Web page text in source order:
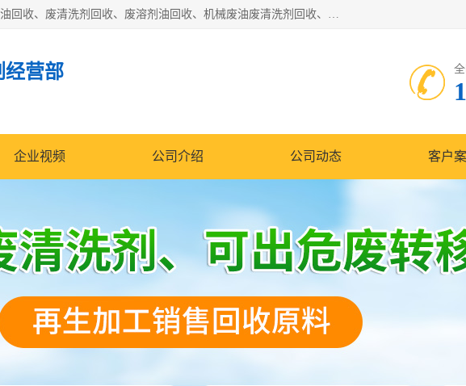
东莞市大岭山莞峰清洗剂经营部拥有的回收加工设备，大量废油回收、废清洗剂回收、废溶剂油回收、机械废油废清洗剂回收、废碳氢回收、碳氢液压油回收、碳氢二氯回收等废清洗剂处理；我们只是提供废旧化工原料的循环使用存放点，执行正规的存放，有正规的回收资质处理。同时我们公司批发零售回收级清洗剂，脱模油再生基础油，质量保证。
经营部
企业视频 公司介绍 公司动态 客户